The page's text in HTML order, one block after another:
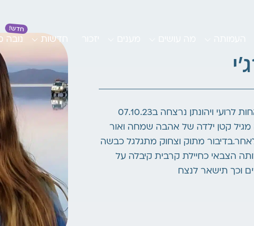
חדשות
שיר חנה גורגי בת לגלית ורונן ואחות לרועי ויהונתן נרצחה ב07.10.23
מגיל קטן ילדה של אהבה שמחה ואור
מתוק וצחוק מתגלגל כבשה
הצבאי כחיילת קרבית קיבלה על
וכך תישאר לנצח